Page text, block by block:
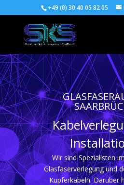
+49 (0) 30 40 05 82 05
Wir sind Spezialisten
Glasfaserverlegung und
Kupferkabeln. Darüber